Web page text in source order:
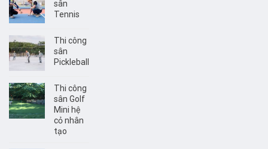
sân
Tennis
Thi công
sân
Pickleball
Thi công
sân Golf
Mini hệ
cỏ nhân
tạo